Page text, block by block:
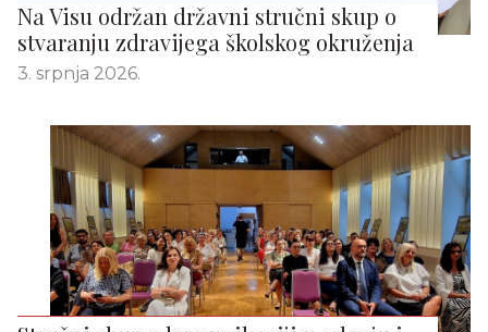
Na Visu održan državni stručni skup o
stvaranju zdravijega školskog okruženja
3. srpnja 2026.